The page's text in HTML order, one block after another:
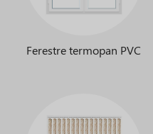
Ferestre termopan PVC